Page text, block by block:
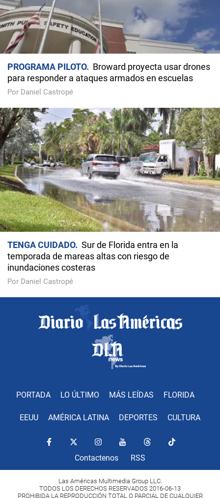
PROGRAMA PILOTO
Broward proyecta usar drones
para responder a ataques armados en escuelas
Por Daniel Castropé
TENGA CUIDADO
Sur de Florida entra en la
temporada de mareas altas con riesgo de
inundaciones costeras
Por Daniel Castropé
PORTADA LO ÚLTIMO MÁS LEÍDAS FLORIDA
EEUU AMÉRICA LATINA DEPORTES CULTURA
Contactenos RSS
Las Américas Multimedia Group LLC.
TODOS LOS DERECHOS RESERVADOS 2016-06-13
PROHIBIDA LA REPRODUCCIÓN TOTAL O PARCIAL DE CUALQUIER